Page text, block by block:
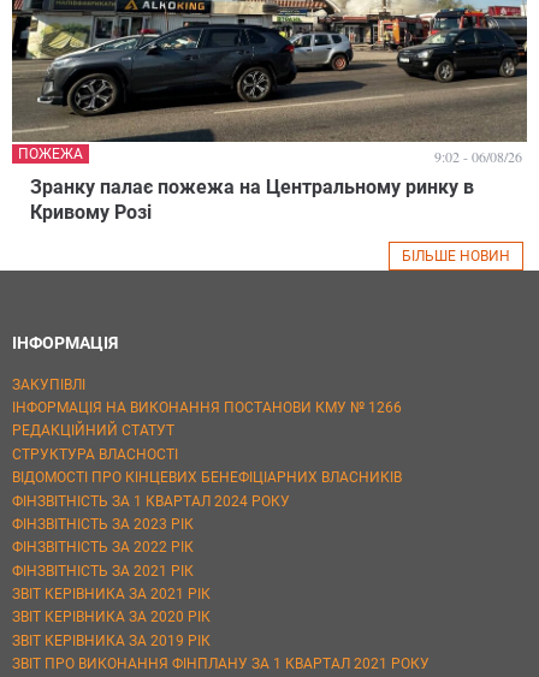
Зранку палає пожежа на Центральному ринку в
Кривому Розі
ПОЖЕЖА 9:02 - 06/08/26
БІЛЬШЕ НОВИН
ІНФОРМАЦІЯ
ЗАКУПІВЛІ
ІНФОРМАЦІЯ НА ВИКОНАННЯ ПОСТАНОВИ КМУ № 1266
РЕДАКЦІЙНИЙ СТАТУТ
СТРУКТУРА ВЛАСНОСТІ
ВІДОМОСТІ ПРО КІНЦЕВИХ БЕНЕФІЦІАРНИХ ВЛАСНИКІВ
ФІНЗВІТНІСТЬ ЗА 1 КВАРТАЛ 2024 РОКУ
ФІНЗВІТНІСТЬ ЗА 2023 РІК
ФІНЗВІТНІСТЬ ЗА 2022 РІК
ФІНЗВІТНІСТЬ ЗА 2021 РІК
ЗВІТ КЕРІВНИКА ЗА 2021 РІК
ЗВІТ КЕРІВНИКА ЗА 2020 РІК
ЗВІТ КЕРІВНИКА ЗА 2019 РІК
ЗВІТ ПРО ВИКОНАННЯ ФІНПЛАНУ ЗА 1 КВАРТАЛ 2021 РОКУ